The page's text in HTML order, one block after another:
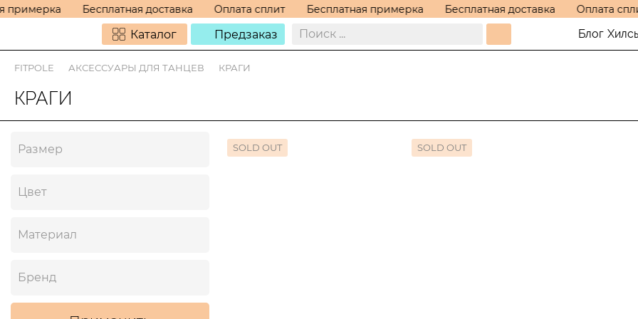
FITPOLE АКСЕССУАРЫ ДЛЯ ТАНЦЕВ КРАГИ
КРАГИ
Размер
Цвет
Материал
Бренд
SOLD OUT SOLD OUT
Каталог Предзаказ Блог
примерка Бесплатная доставка Оплата сплит Бесплатная примерка Бесплатная доставка Оплата